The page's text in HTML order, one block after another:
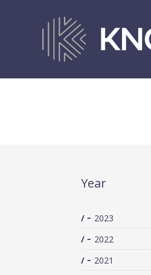
Year
2023
2022
2021